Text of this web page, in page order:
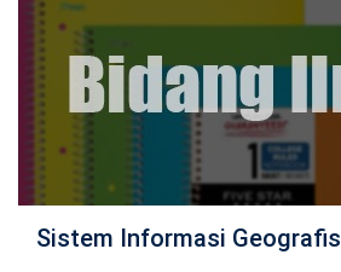
Sistem Informasi Geografis